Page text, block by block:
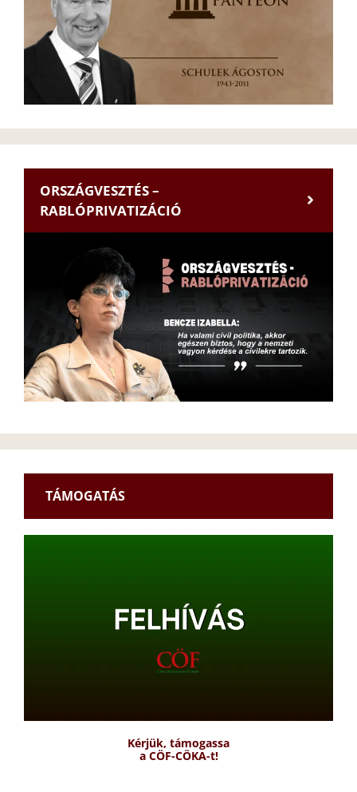
ORSZÁGVESZTÉS –
RABLÓPRIVATIZÁCIÓ
TÁMOGATÁS
Kérjük, támogassa
a CÖF-CÖKA-t!